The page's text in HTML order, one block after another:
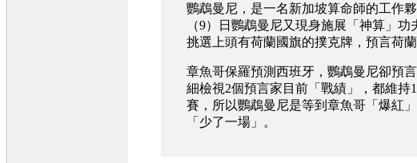
鸚鵡曼尼，是一名新加坡算命師的工作
（9）日鸚鵡曼尼又現身施展「神算」
挑選上頭有荷蘭國旗的撲克牌，預言荷蘭
章魚哥保羅預測西班牙，鸚鵡曼尼卻預
細檢視2個預言家目前「戰績」，都維持
賽，所以鸚鵡曼尼是等到章魚哥「爆紅
「少了一場」。